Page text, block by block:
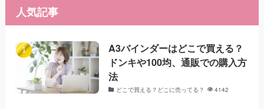
人気記事
A3バインダーはどこで買える？
ドンキや100均、通販での購入方
法
どこで買える？どこに売ってる？ 4142